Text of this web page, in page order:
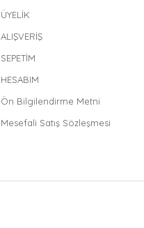
ÜYELİK
ALIŞVERİŞ
SEPETİM
HESABIM
Ön Bilgilendirme Metni
Mesefali Satış Sözleşmesi